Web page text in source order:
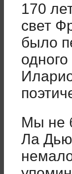
170
свет
было
Мы не
Ла